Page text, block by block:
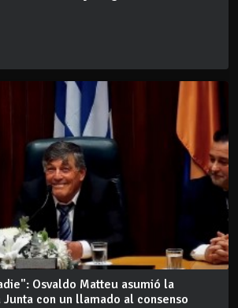
Osvaldo Matteu asumió la
con un llamado al consenso